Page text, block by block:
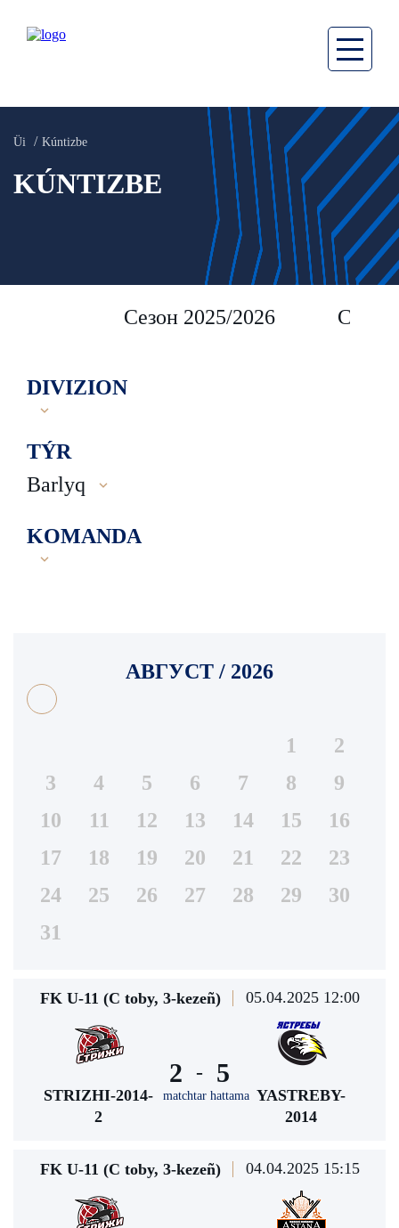
Üi Kúntizbe
KÚNTIZBE
Сезон 2025/2026 Сезон
DIVIZION
TÝR
Barlyq
KOMANDA
АВГУСТ / 2026
1
2
3
4 5 6 7 8
9
10
11 12 13 14 15
16
17
18 19 20 21 22
23
24
25 26 27 28 29
30
31
FK U-11 (С toby, 3-kezeñ) 05.04.2025 12:00
STRIZHI-2014-
2
2 -
matchtar hattama
5
YASTREBY-
2014
FK U-11 (С toby, 3-kezeñ) 04.04.2025 15:15